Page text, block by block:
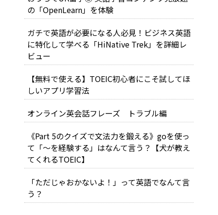
の「OpenLearn」を体験
ガチで英語が必要になる人必見！ビジネス英語
に特化して学べる「HiNative Trek」を詳細レ
ビュー
【無料で使える】TOEIC初心者にこそ試してほ
しいアプリ学習法
オンライン英会話フレーズ トラブル編
《Part 5のクイズで文法力を鍛える》goを使っ
て「～を経験する」はなんて言う？【犬が教え
てくれるTOEIC】
「ただじゃおかないよ！」って英語でなんて言
う？